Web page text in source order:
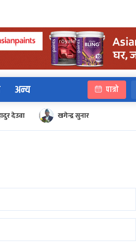
अन्य पात्रो
देउवा खगेन्द्र सुनार